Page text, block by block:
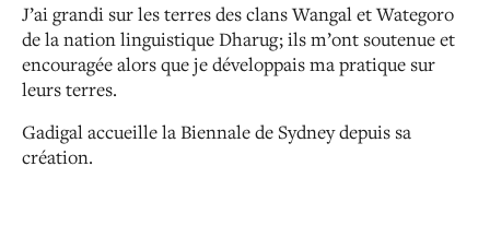
J’ai grandi sur les terres des clans Wangal et Wategoro
de la nation linguistique Dharug ; ils m’ont soutenue et
encouragée alors que je développais ma pratique sur
leursterres.
Gadigal accueille la Biennale de Sydney depuis sa
création.